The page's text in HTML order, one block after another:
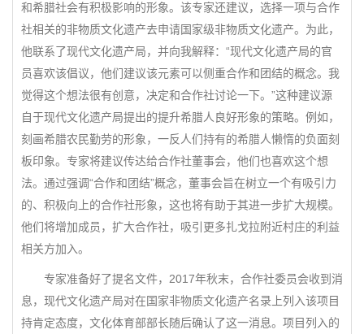
和希腊社会有积极影响的形象。该专家还建议，选择一项与合作
社相关的非物质文化遗产去申请国家级非物质文化遗产。为此，
他联系了现代文化遗产局，并向我解释：“现代文化遗产局的官
员喜欢该倡议，他们建议该元素可以侧重合作和团结的概念。我
觉得这个想法很有创意，决定和合作社讨论一下。”这种建议源
自于现代文化遗产局提出的提升希腊人良好形象的策略。例如，
刻画希腊农民勤劳的形象，一反人们持有的希腊人懒惰的负面刻
板印象。专家将建议传达给合作社董事会，他们也喜欢这个想
法。通过强调“合作和团结”概念，董事会旨在树立一个有吸引力
的、积极向上的合作社形象，这也将有助于其进一步扩大规模。
他们将增加成员，扩大合作社，吸引更多扎戈拉附近村庄的利益
相关方加入。
专家准备好了提名文件，2017年秋末，合作社委员会收到消
息，现代文化遗产局对在国家非物质文化遗产名录上列入该项目
持肯定态度，文化体育部部长随后确认了这一消息。项目列入的